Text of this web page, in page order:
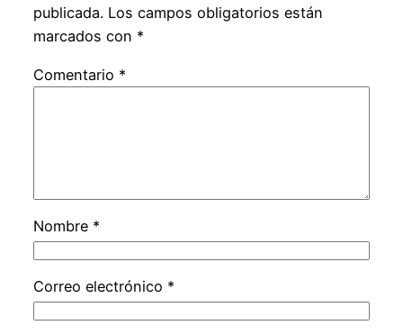
publicada. Los campos obligatorios están
marcados con *
Comentario *
Nombre *
Correo electrónico *